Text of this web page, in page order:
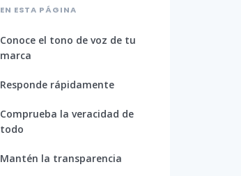
EN ESTA PÁGINA
Conoce el tono de voz de tu
marca
Responde rápidamente
Comprueba la veracidad de
todo
Mantén la transparencia